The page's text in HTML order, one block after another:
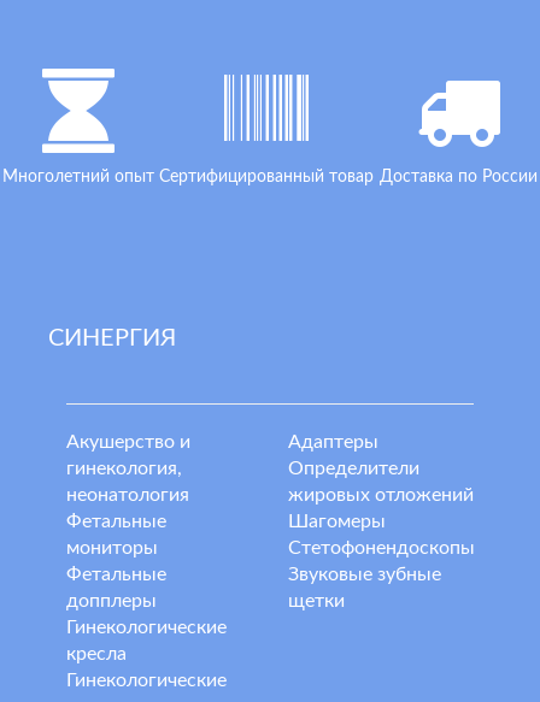
Многолетний опыт Сертифицированный товар Доставка по России
СИНЕРГИЯ
Акушерство и
гинекология,
неонатология
Фетальные
мониторы
Фетальные
допплеры
Гинекологические
кресла
Гинекологические
Адаптеры
Определители
жировых отложений
Шагомеры
Стетофонендоскопы
Звуковые зубные
щетки